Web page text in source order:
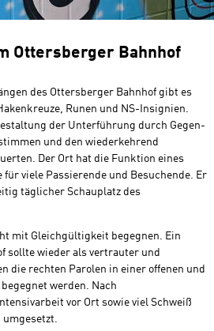
Ottersberger Bahnhof
des Ottersberger Bahnhof gibt es
Runen und NS-Insignien.
der Unterführung durch Gegen-
und den wiederkehrend
Der Ort hat die Funktion eines
viele Passierende und Besuchende. Er
täglicher Schauplatz des
mit Gleichgültigkeit begegnen. Ein
sollte wieder als vertrauter und
die rechten Parolen in einer offenen und
werden. Nach
vor Ort sowie viel Schweiß
umgesetzt.